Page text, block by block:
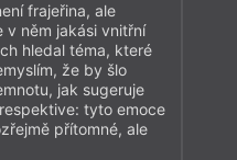
frajeřina, ale
v něm jakási vnitřní
hledal téma, které
že by šlo
jak sugeruje
tyto emoce
přítomné, ale